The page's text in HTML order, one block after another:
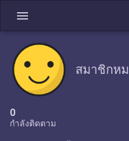
menu
สมาชิกหม
0
กำลังติดตาม